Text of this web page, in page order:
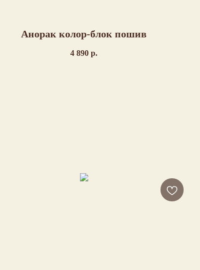
Анорак колор-блок пошив
4 890 р.